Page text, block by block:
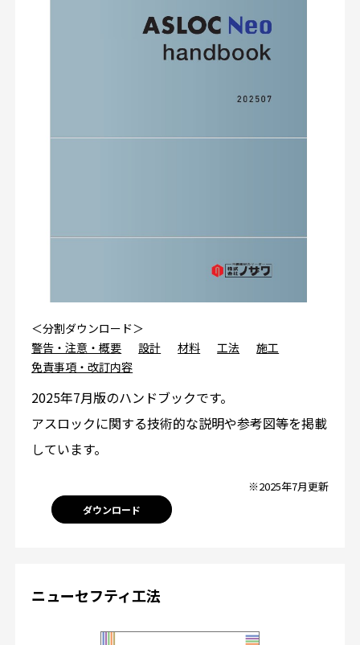
＜分割ダウンロード＞
警告・注意・概要
設計 材料 工法
施工
免責事項・改訂内容
2025年7月版のハンドブックです。
アスロックに関する技術的な説明や参考図等を掲載
しています。
※2025年7月更新
ダウンロード
ニューセフティ工法